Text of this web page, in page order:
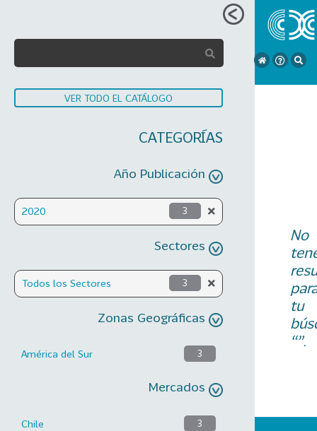
VER TODO EL CATÁLOGO
CATEGORÍAS
Año Publicación
2020 3
Sectores
Todos los Sectores 3
Zonas Geográficas
América del Sur 3
Mercados
Chile 3
No
tu
“”.